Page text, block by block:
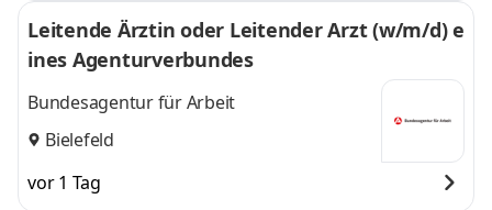
Leitende Ärztin oder Leitender Arzt (w/m/d) e
ines Agentur­verbundes
Bundesagentur für Arbeit
Bielefeld
vor 1 Tag